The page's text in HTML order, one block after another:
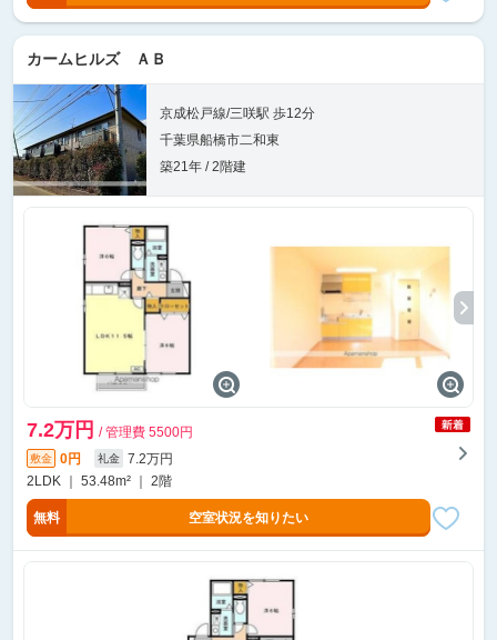
カームヒルズ ＡＢ
京成松戸線/三咲駅 歩12分
千葉県船橋市二和東
築21年 / 2階建
7.2万円 / 管理費 5500円
敷金 0円 礼金
7.2万円
2LDK ｜ 53.48m² ｜ 2階
無料 空室状況を知りたい